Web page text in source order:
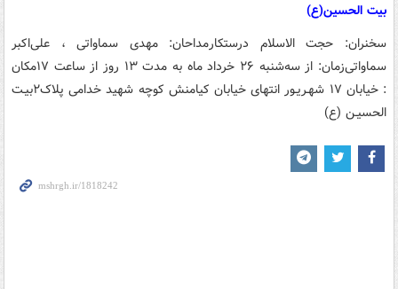
بیت الحسین(ع)
سخنران: حجت الاسلام درستکارمداحان: مهدی سماواتی ، علی‌اکبر
سماواتیزمان: از سه‌شنبه ۲۶ خرداد ماه به مدت ۱۳ روز از ساعت ۱۷
مکان
: خیابان ۱۷ شهـریـور انتهای خیابان کیامنش کوچه شهید خدامی پلاک۲
بیـت
الحسیـن (ع)